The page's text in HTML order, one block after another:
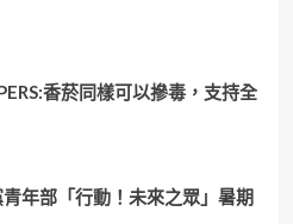
香菸同樣可以摻毒，支持全
年部「行動！未來之眾」暑期